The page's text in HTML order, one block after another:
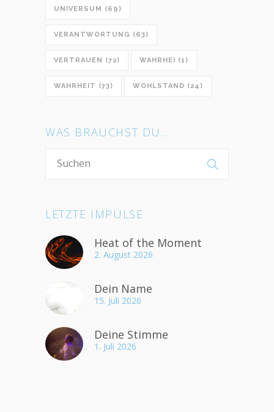
UNIVERSUM (69)
VERANTWORTUNG (63)
VERTRAUEN (72) WAHRHEI (1)
WAHRHEIT (73) WOHLSTAND (24)
WAS BRAUCHST DU…
LETZTE IMPULSE
Heat of the Moment
2. August 2026
Dein Name
15. Juli 2026
Deine Stimme
1. Juli 2026